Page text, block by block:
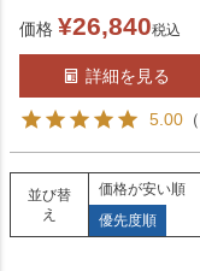
価格 ¥26,840税込
詳細を見る
5.00 （
並び替
え
価格が安い順
優先度順